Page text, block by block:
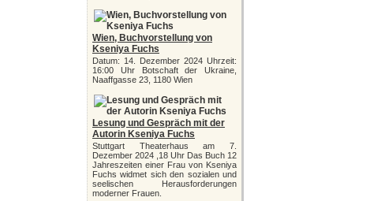
Wien, Buchvorstellung von
Kseniya Fuchs
Datum: 14. Dezember 2024 Uhrzeit:
16:00 Uhr Botschaft der Ukraine,
Naaffgasse 23, 1180 Wien
Lesung und Gespräch mit der
Autorin Kseniya Fuchs
Stuttgart Theaterhaus am 7.
Dezember 2024 ,18 Uhr Das Buch 12
Jahreszeiten einer Frau von Kseniya
Fuchs widmet sich den sozialen und
seelischen Herausforderungen
moderner Frauen.